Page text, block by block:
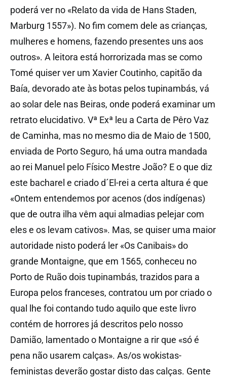
poderá ver no «Relato da vida de Hans Staden,
Marburg 1557»). No fim comem dele as crianças,
mulheres e homens, fazendo presentes uns aos
outros». A leitora está horrorizada mas se como
Tomé quiser ver um Xavier Coutinho, capitão da
Baía, devorado ate às botas pelos tupinambás, vá
ao solar dele nas Beiras, onde poderá examinar um
retrato elucidativo. Vª Exª leu a Carta de Pêro Vaz
de Caminha, mas no mesmo dia de Maio de 1500,
enviada de Porto Seguro, há uma outra mandada
ao rei Manuel pelo Físico Mestre João? E o que diz
este bacharel e criado d´El-rei a certa altura é que
«Ontem entendemos por acenos (dos indígenas)
que de outra ilha vêm aqui almadias pelejar com
eles e os levam cativos». Mas, se quiser uma maior
autoridade nisto poderá ler «Os Canibais» do
grande Montaigne, que em 1565, conheceu no
Porto de Ruão dois tupinambás, trazidos para a
Europa pelos franceses, contratou um por criado o
qual lhe foi contando tudo aquilo que este livro
contém de horrores já descritos pelo nosso
Damião, lamentado o Montaigne a rir que «só é
pena não usarem calças». As/os wokistas-
feministas deverão gostar disto das calças. Gente